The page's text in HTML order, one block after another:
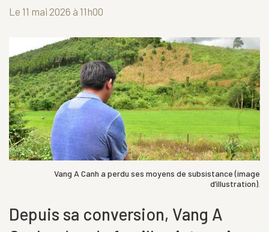
Le 11 mai 2026 à 11h00
Vang A Canh a perdu ses moyens de subsistance (image
d’illustration).
Depuis sa conversion, Vang A